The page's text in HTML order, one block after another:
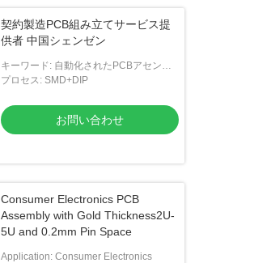
契約製造PCB組み立てサービス提
供者 中国シェンゼン
キーワード: 自動化されたPCBアセンブ
リ
プロセス: SMD+DIP
お問い合わせ
Consumer Electronics PCB
Assembly with Gold Thickness2U-
5U and 0.2mm Pin Space
Application: Consumer Electronics